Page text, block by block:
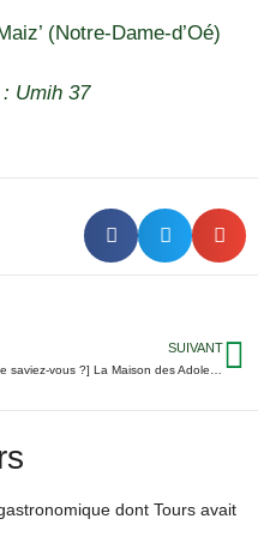
(Notre-Dame-d’Oé)
Umih 37
SUIVANT
dont Tours avait